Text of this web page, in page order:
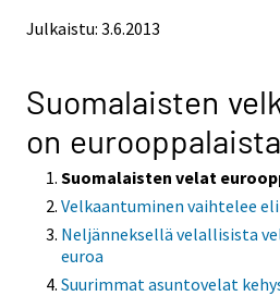
Julkaistu: 3.6.2013
Suomalaisten
on
Suomalaisten velat
Velkaantuminen vaihtelee
Neljänneksellä velallisista
euroa
Suurimmat asuntovelat